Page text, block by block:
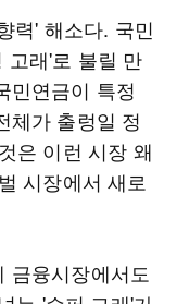
력' 해소다. 국민
고래'로 불릴 만
민연금이 특정
체가 출렁일 정
은 이런 시장 왜
시장에서 새로
금융시장에서도